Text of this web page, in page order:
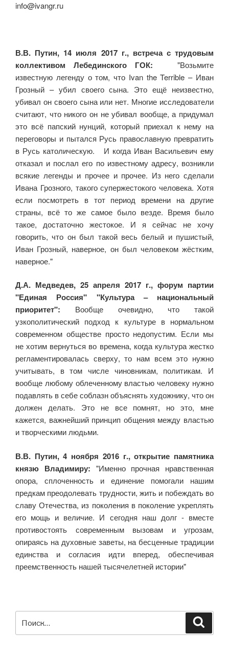
info@ivangr.ru
В.В. Путин, 14 июля 2017 г., встреча с трудовым
коллективом Лебединского ГОК: "Возьмите
известную легенду о том, что Ivan the Terrible – Иван
Грозный – убил своего сына. Это ещё неизвестно,
убивал он своего сына или нет. Многие исследователи
считают, что никого он не убивал вообще, а придумал
это всё папский нунций, который приехал к нему на
переговоры и пытался Русь православную превратить
в Русь католическую. И когда Иван Васильевич ему
отказал и послал его по известному адресу, возникли
всякие легенды и прочее и прочее. Из него сделали
Ивана Грозного, такого супержестокого человека. Хотя
если посмотреть в тот период времени на другие
страны, всё то же самое было везде. Время было
такое, достаточно жестокое. И я сейчас не хочу
говорить, что он был такой весь белый и пушистый,
Иван Грозный, наверное, он был человеком жёстким,
наверное."
Д.А. Медведев, 25 апреля 2017 г., форум партии
"Единая Россия" "Культура – национальный
приоритет": Вообще очевидно, что такой
узкополитический подход к культуре в нормальном
современном обществе просто недопустим. Если мы
не хотим вернуться во времена, когда культура жестко
регламентировалась сверху, то нам всем это нужно
учитывать, в том числе чиновникам, политикам. И
вообще любому облеченному властью человеку нужно
подавлять в себе соблазн объяснять художнику, что он
должен делать. Это не все помнят, но это, мне
кажется, важнейший принцип общения между властью
и творческими людьми.
В.В. Путин, 4 ноября 2016 г., открытие памятника
князю Владимиру: "Именно прочная нравственная
опора, сплоченность и единение помогали нашим
предкам преодолевать трудности, жить и побеждать во
славу Отечества, из поколения в поколение укреплять
его мощь и величие. И сегодня наш долг - вместе
противостоять современным вызовам и угрозам,
опираясь на духовные заветы, на бесценные традиции
единства и согласия идти вперед, обеспечивая
преемственность нашей тысячелетней истории"